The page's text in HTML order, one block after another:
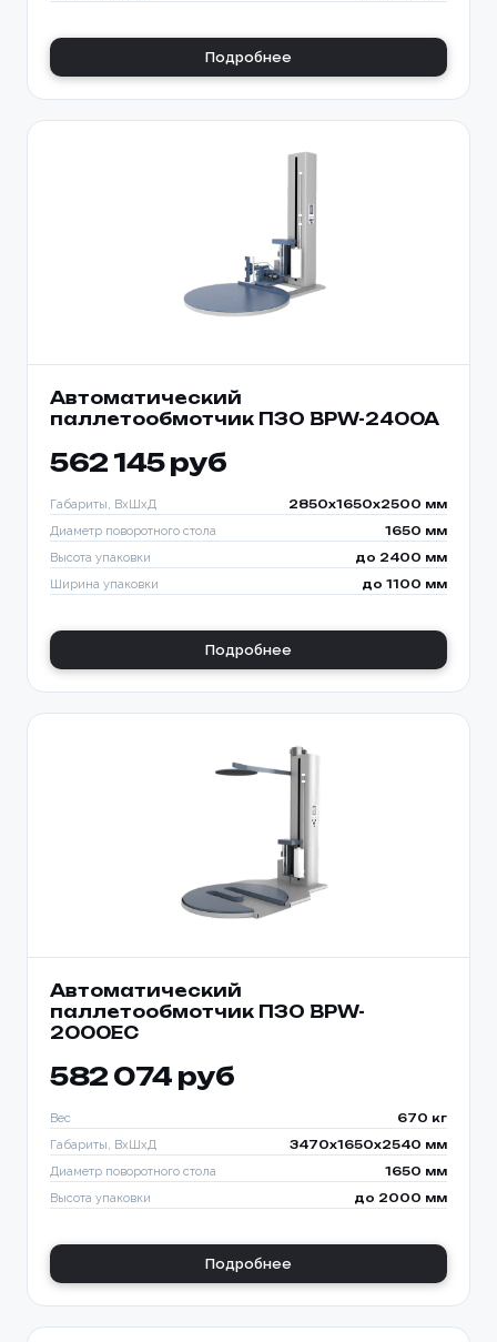
Подробнее
Автоматический
паллетообмотчик ПЗО BPW-2400A
562 145 руб
Габариты, ВхШхД 2850х1650х2500 мм
Диаметр поворотного стола 1650 мм
Высота упаковки до 2400 мм
Ширина упаковки до 1100 мм
Подробнее
Автоматический
паллетообмотчик ПЗО BPW-
2000EC
582 074 руб
Вес 670 кг
Габариты, ВхШхД 3470х1650х2540 мм
Диаметр поворотного стола 1650 мм
Высота упаковки до 2000 мм
Подробнее